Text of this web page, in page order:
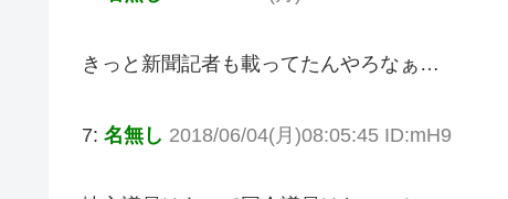
きっと新聞記者も載ってたんやろなぁ…
7: 名無し 2018/06/04(月)08:05:45 ID:mH9